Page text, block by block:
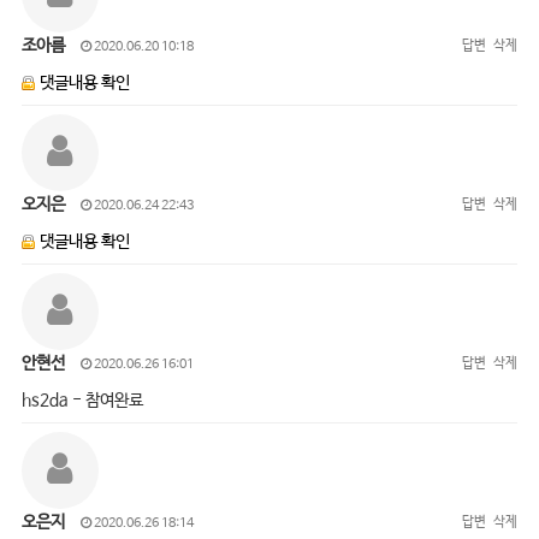
조아름 2020.06.20 10:18 답변 삭제
댓글내용 확인
오지은 2020.06.24 22:43 답변 삭제
댓글내용 확인
안현선 2020.06.26 16:01 답변 삭제
hs2da - 참여완료
오은지 2020.06.26 18:14 답변 삭제